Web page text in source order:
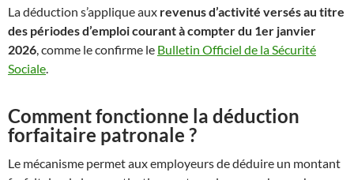
La déduction s’applique aux revenus d’activité versés au titre
des périodes d’emploi courant à compter du 1er janvier
2026, comme le confirme le Bulletin Officiel de la Sécurité
Sociale.
Comment fonctionne la déduction
forfaitaire patronale ?
Le mécanisme permet aux employeurs de déduire un montant